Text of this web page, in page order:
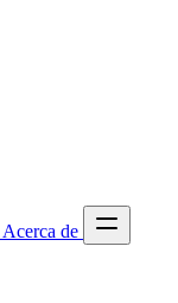
Acerca de